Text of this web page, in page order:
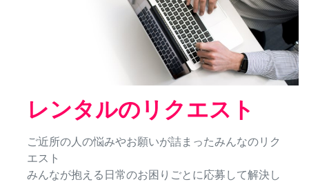
レンタルのリクエスト
ご近所の人の悩みやお願いが詰まったみんなのリク
エスト
みんなが抱える日常のお困りごとに応募して解決し